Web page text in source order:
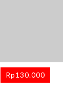
Rp130.000